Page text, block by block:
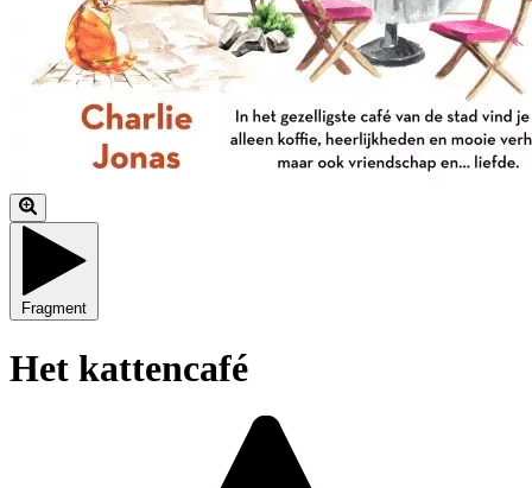
Fragment
Het kattencafé